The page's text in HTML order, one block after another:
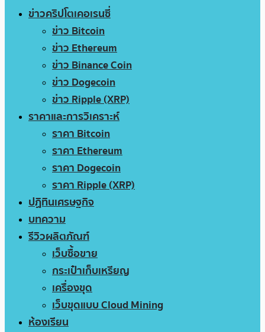
ข่าวคริปโตเคอเรนซี่
ข่าว Bitcoin
ข่าว Ethereum
ข่าว Binance Coin
ข่าว Dogecoin
ข่าว Ripple (XRP)
ราคาและการวิเคราะห์
ราคา Bitcoin
ราคา Ethereum
ราคา Dogecoin
ราคา Ripple (XRP)
ปฏิทินเศรษฐกิจ
บทความ
รีวิวผลิตภัณฑ์
เว็บซื้อขาย
กระเป๋าเก็บเหรียญ
เครื่องขุด
เว็บขุดแบบ Cloud Mining
ห้องเรียน